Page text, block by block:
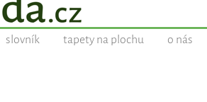
slovník tapety na plochu o nás